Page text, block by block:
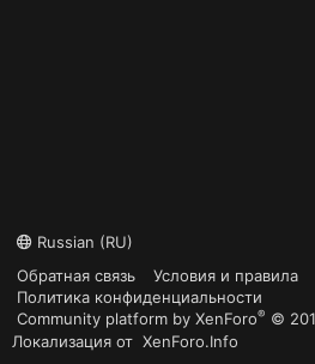
Russian (RU)
Обратная связь
Условия и правила
Политика конфиденциальности
Community platform by XenForo® ©
Локализация от XenForo.Info